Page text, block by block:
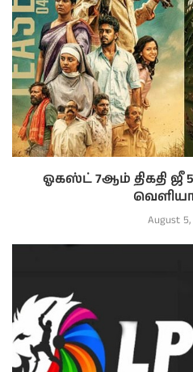
ஓகஸ்ட் 7ஆம் திகதி ஜீ
August 5,